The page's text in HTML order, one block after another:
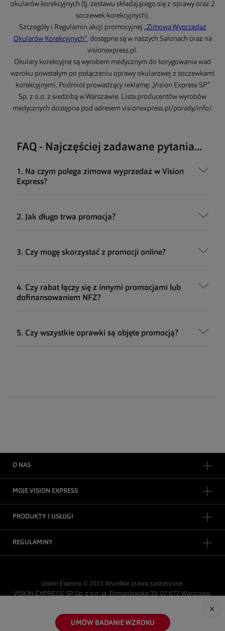
okularów korekcyjnych (tj. zestawu składającego się z oprawy oraz 2
soczewek korekcyjnych).
Szczegóły i Regulamin akcji promocyjnej „Zimowa Wyprzedaż
Okularów Korekcyjnych” dostępne są w naszych Salonach oraz na
visionexpress.pl.
Okulary korekcyjne są wyrobem medycznym do korygowania wad
wzroku powstałym po połączeniu oprawy okularowej z soczewkami
korekcyjnymi. Podmiot prowadzący reklamę: „Vision Express SP”
Sp. z o.o. z siedzibą w Warszawie. Lista producentów wyrobów
medycznych dostępna pod adresem visionexpress.pl/porady/info/.
FAQ - Najczęściej zadawane pytania...
1. Na czym polega zimowa wyprzedaż w Vision
Express?
2. Jak długo trwa promocja?
3. Czy mogę skorzystać z promocji online?
4. Czy rabat łączy się z innymi promocjami lub
dofinansowaniem NFZ?
5. Czy wszystkie oprawki są objęte promocją?
UMÓW BADANIE WZROKU
×